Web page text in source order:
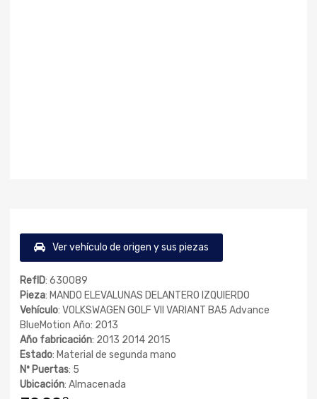
Ver vehículo de origen y sus piezas
RefID: 630089
Pieza: MANDO ELEVALUNAS DELANTERO IZQUIERDO
Vehículo: VOLKSWAGEN GOLF VII VARIANT BA5 Advance
BlueMotion Año: 2013
Año fabricación: 2013 2014 2015
Estado: Material de segunda mano
Nº Puertas: 5
Ubicación: Almacenada